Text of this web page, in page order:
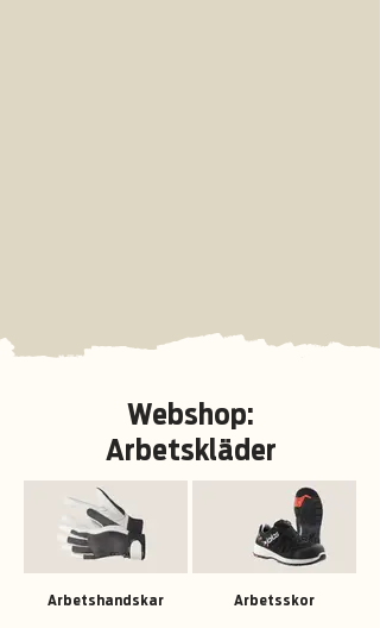
Webshop:
Arbetskläder
Arbetshandskar Arbetsskor